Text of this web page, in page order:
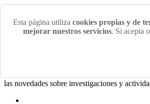
Esta página utiliza cookies propias y de
mejorar nuestros servicios. Si acepta
¡Bienvenidos/as a la web de la Asociación
En esta web podrás acceder a las últimas
las novedades sobre investigaciones y